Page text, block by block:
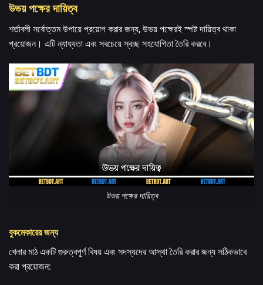
উভয় পক্ষের দায়িত্ব
শর্তাবলী সর্বোত্তম উপায়ে প্রয়োগ করার জন্য, উভয় পক্ষেরই স্পষ্ট দায়িত্ব থাকা
প্রয়োজন। এটি ন্যায্যতা এবং সবচেয়ে স্বচ্ছ সহযোগিতা তৈরি করবে।
উভয় পক্ষের দায়িত্ব
বুকমেকারের জন্য
খেলার মাঠ একটি গুরুত্বপূর্ণ বিষয় এবং সদস্যদের আস্থা তৈরি করার জন্য সঠিকভাবে
করা প্রয়োজন: